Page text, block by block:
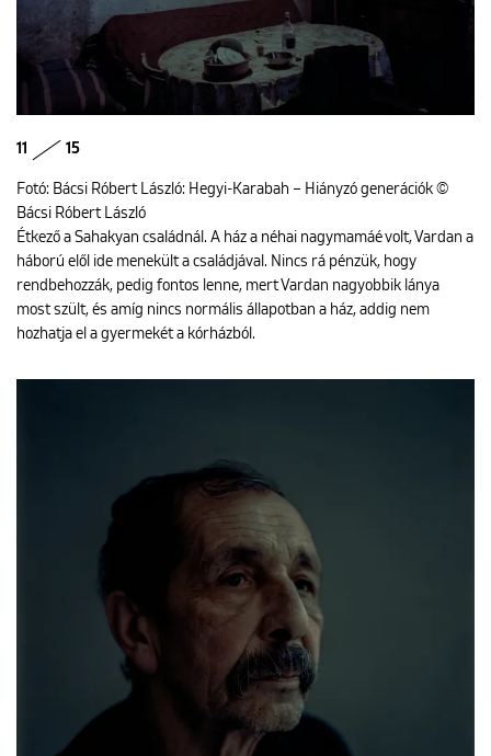
11 15
Fotó: Bácsi Róbert László: Hegyi-Karabah – Hiányzó generációk ©
Bácsi Róbert László
Étkező a Sahakyan családnál. A ház a néhai nagymamáé volt, Vardan a
háború elől ide menekült a családjával. Nincs rá pénzük, hogy
rendbehozzák, pedig fontos lenne, mert Vardan nagyobbik lánya
most szült, és amíg nincs normális állapotban a ház, addig nem
hozhatja el a gyermekét a kórházból.